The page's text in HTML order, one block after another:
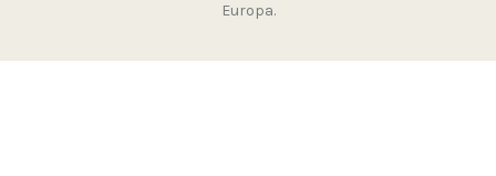
Europa.